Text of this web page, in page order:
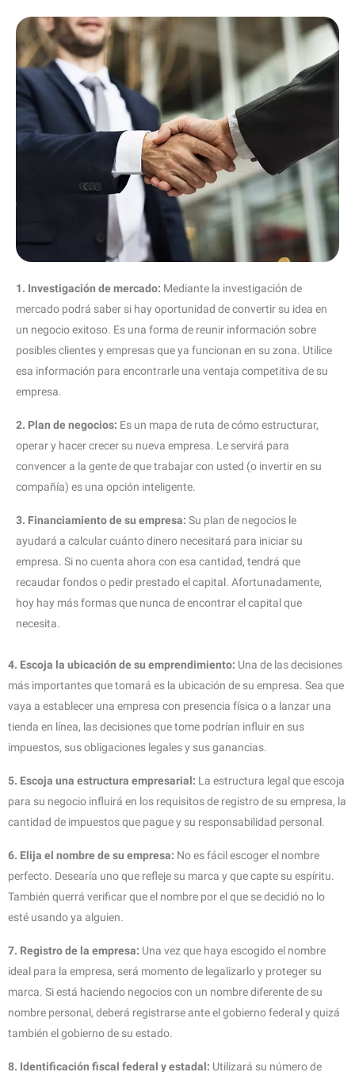
1. Investigación de mercado: Mediante la investigación de
mercado podrá saber si hay oportunidad de convertir su idea en
un negocio exitoso. Es una forma de reunir información sobre
posibles clientes y empresas que ya funcionan en su zona. Utilice
esa información para encontrarle una ventaja competitiva de su
empresa.
2. Plan de negocios: Es un mapa de ruta de cómo estructurar,
operar y hacer crecer su nueva empresa. Le servirá para
convencer a la gente de que trabajar con usted (o invertir en su
compañía) es una opción inteligente.
3. Financiamiento de su empresa: Su plan de negocios le
ayudará a calcular cuánto dinero necesitará para iniciar su
empresa. Si no cuenta ahora con esa cantidad, tendrá que
recaudar fondos o pedir prestado el capital. Afortunadamente,
hoy hay más formas que nunca de encontrar el capital que
necesita.
4. Escoja la ubicación de su emprendimiento: Una de las decisiones
más importantes que tomará es la ubicación de su empresa. Sea que
vaya a establecer una empresa con presencia física o a lanzar una
tienda en línea, las decisiones que tome podrían influir en sus
impuestos, sus obligaciones legales y sus ganancias.
5. Escoja una estructura empresarial: La estructura legal que escoja
para su negocio influirá en los requisitos de registro de su empresa, la
cantidad de impuestos que pague y su responsabilidad personal.
6. Elija el nombre de su empresa: No es fácil escoger el nombre
perfecto. Desearía uno que refleje su marca y que capte su espíritu.
También querrá verificar que el nombre por el que se decidió no lo
esté usando ya alguien.
7. Registro de la empresa: Una vez que haya escogido el nombre
ideal para la empresa, será momento de legalizarlo y proteger su
marca. Si está haciendo negocios con un nombre diferente de su
nombre personal, deberá registrarse ante el gobierno federal y quizá
también el gobierno de su estado.
8. Identificación fiscal federal y estadal: Utilizará su número de